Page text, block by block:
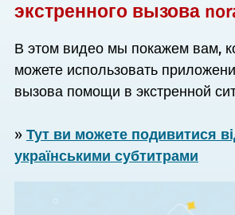
экстренного вызова
В этом видео мы покажем вам,
можете использовать
вызова помощи в экстренной
» Тут ви можете подивитися
українськими субтитрами